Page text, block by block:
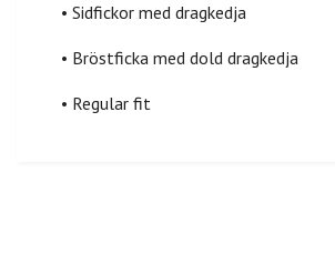
• Sidfickor med dragkedja
• Bröstficka med dold dragkedja
• Regular fit